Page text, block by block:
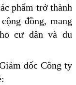
phẩm trở thành
đồng, mang
cư dân và du
đốc Công ty